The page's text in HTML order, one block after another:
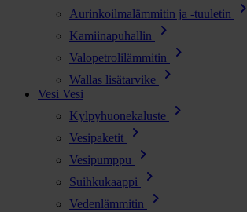
Aurinkoilmalämmitin ja -tuuletin chevron_right
Kamiinapuhallin chevron_right
Valopetrolilämmitin chevron_right
Wallas lisätarvike chevron_right
Vesi Vesi
Kylpyhuonekaluste
chevron_right
Vesipaketit chevron_right
Vesipumppu chevron_right
Suihkukaappi chevron_right
Vedenlämmitin chevron_right